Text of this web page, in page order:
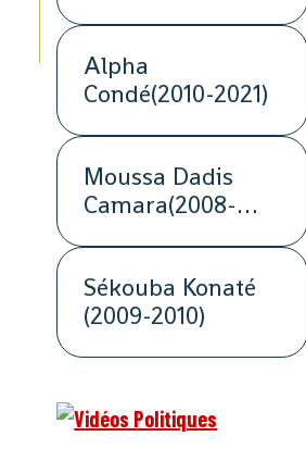
Alpha
Condé(2010-2021)
Moussa Dadis
Camara(2008-
Sékouba Konaté
(2009-2010)